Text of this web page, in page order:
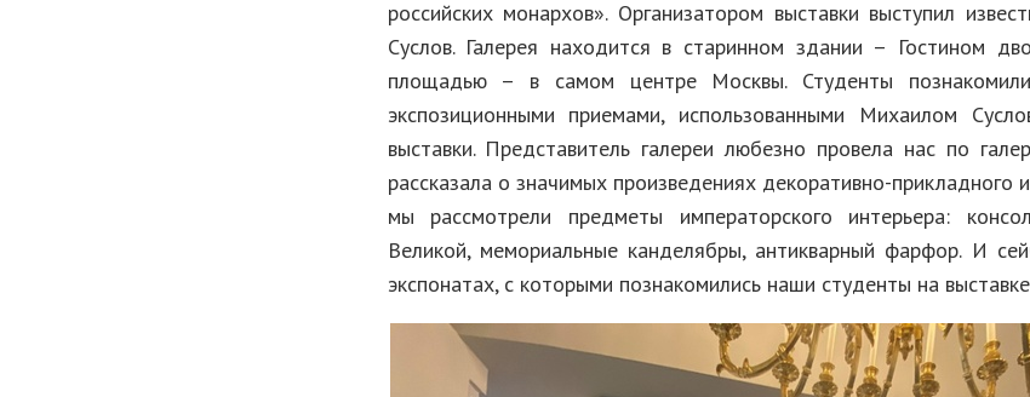
российских монархов». Организатором выставки выступил
Суслов. Галерея находится в старинном здании – Гостином
площадью – в самом центре Москвы. Студенты
экспозиционными приемами, использованными Михаилом
выставки. Представитель галереи любезно провела нас по
рассказала о значимых произведениях декоративно-прикладного
мы рассмотрели предметы императорского интерьера:
Великой, мемориальные канделябры, антикварный фарфор. И
экспонатах, с которыми познакомились наши студенты на